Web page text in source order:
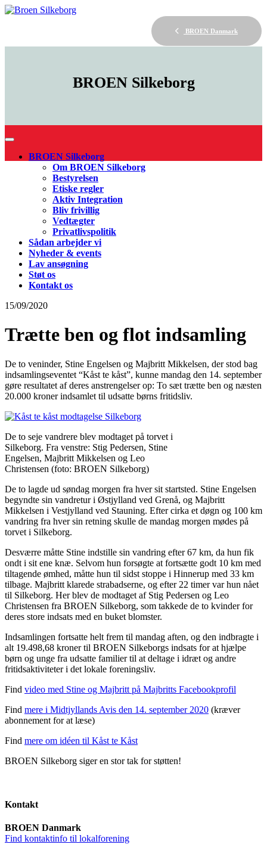
BROEN Danmark
BROENSilkeborg
BROEN Silkeborg
Om BROEN Silkeborg
Bestyrelsen
Etiske regler
Aktiv Integration
Bliv frivillig
Vedtægter
Privatlivspolitik
Sådan arbejder vi
Nyheder & events
Lav ansøgning
Støt os
Kontakt os
15/09/2020
Trætte ben og flot indsamling
De to veninder, Stine Engelsen og Majbritt Mikkelsen, der stod bag
indsamlingseventet “Kåst te kåst”, kunne mandag den 14. september
gøre resultatet af deres anstrengelser op: To sæt trætte ben og næsten
20.000 kroner indsamlet til udsatte børns fritidsliv.
De to seje vandrere blev modtaget på torvet i
Silkeborg. Fra venstre: Stig Pedersen, Stine
Engelsen, Majbritt Mikkelsen og Leo
Christensen (foto: BROEN Silkeborg)
De to lagde ud søndag morgen fra hver sit startsted. Stine Engelsen
begyndte sin vandretur i Østjylland ved Grenå, og Majbritt
Mikkelsen i Vestjylland ved Stauning. Efter cirka et døgn og 100 km
vandring fra hver sin retning skulle de mandag morgen mødes på
torvet i Silkeborg.
Desværre måtte Stine indstille sin vandring efter 67 km, da hun fik
ondt i sit ene knæ. Selvom hun forsøgte at fortsætte godt 10 km med
tiltagende ømhed, måtte hun til sidst stoppe i Hinnerup med 33 km
tilbage. Majbritt klarede strabadserne, og efter 22 timer var hun nået
til Silkeborg. Her blev de modtaget af Stig Pedersen og Leo
Christensen fra BROEN Silkeborg, som takkede de to kvinder for
deres store indsats med en buket blomster.
Indsamlingen fortsatte helt frem til mandag aften, og den indbragte i
alt 19.498,68 kroner til BROEN Silkeborgs indsats for at hjælpe
børn og unge fra udsatte familier til at deltage i idræt og andre
fritidsaktiviteter i det lokale foreningsliv.
Find video med Stine og Majbritt på Majbritts Facebookprofil
Find mere i Midtjyllands Avis den 14. september 2020 (kræver
abonnement for at læse)
Find mere om idéen til Kåst te Kåst
BROEN Silkeborg siger en stor tak for støtten!
Kontakt
BROEN Danmark
Find kontaktinfo til lokalforening